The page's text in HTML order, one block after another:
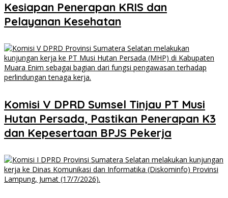
Kesiapan Penerapan KRIS dan
Pelayanan Kesehatan
Komisi V DPRD Sumsel Tinjau PT Musi
Hutan Persada, Pastikan Penerapan K3
dan Kepesertaan BPJS Pekerja